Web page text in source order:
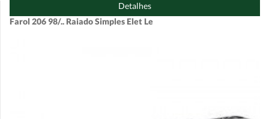
Detalhes
Farol 206 98/.. Raiado Simples Elet Le